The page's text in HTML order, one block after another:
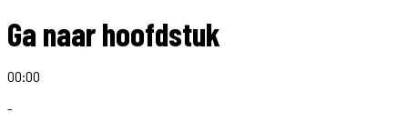
Ga naar hoofdstuk
00:00
-